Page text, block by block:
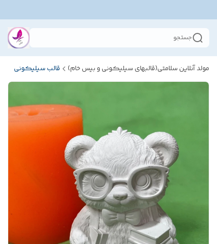
جستجو
مولد آنلاین سلامتی(قالبهای سیلیکونی و بیس خام) قالب سیلیکونی